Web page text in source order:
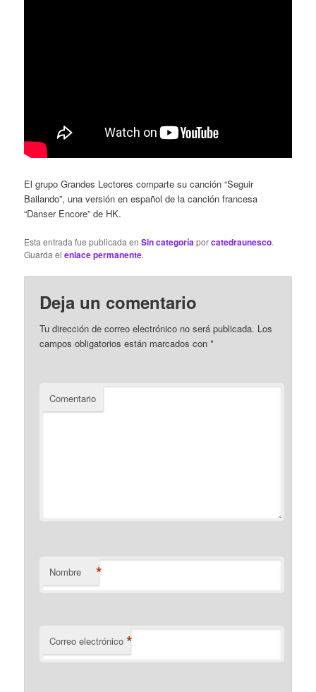
El grupo Grandes Lectores comparte su canción “Seguir
Bailando”, una versión en español de la canción francesa
“Danser Encore” de HK.
Esta entrada fue publicada enSin categoríaporcatedraunesco.
Guarda elenlace permanente.
Deja un comentario
Tu dirección de correo electrónico no será publicada. Los
campos obligatorios están marcados con*
Comentario
Nombre *
Correo electrónico *